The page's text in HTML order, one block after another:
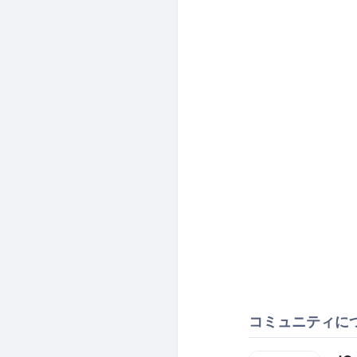
コミュニティに